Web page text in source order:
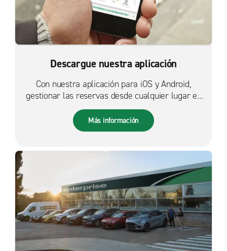
Descargue nuestra aplicación
Con nuestra aplicación para iOS y Android,
gestionar las reservas desde cualquier lugar es
más fácil que nunca.
Más información